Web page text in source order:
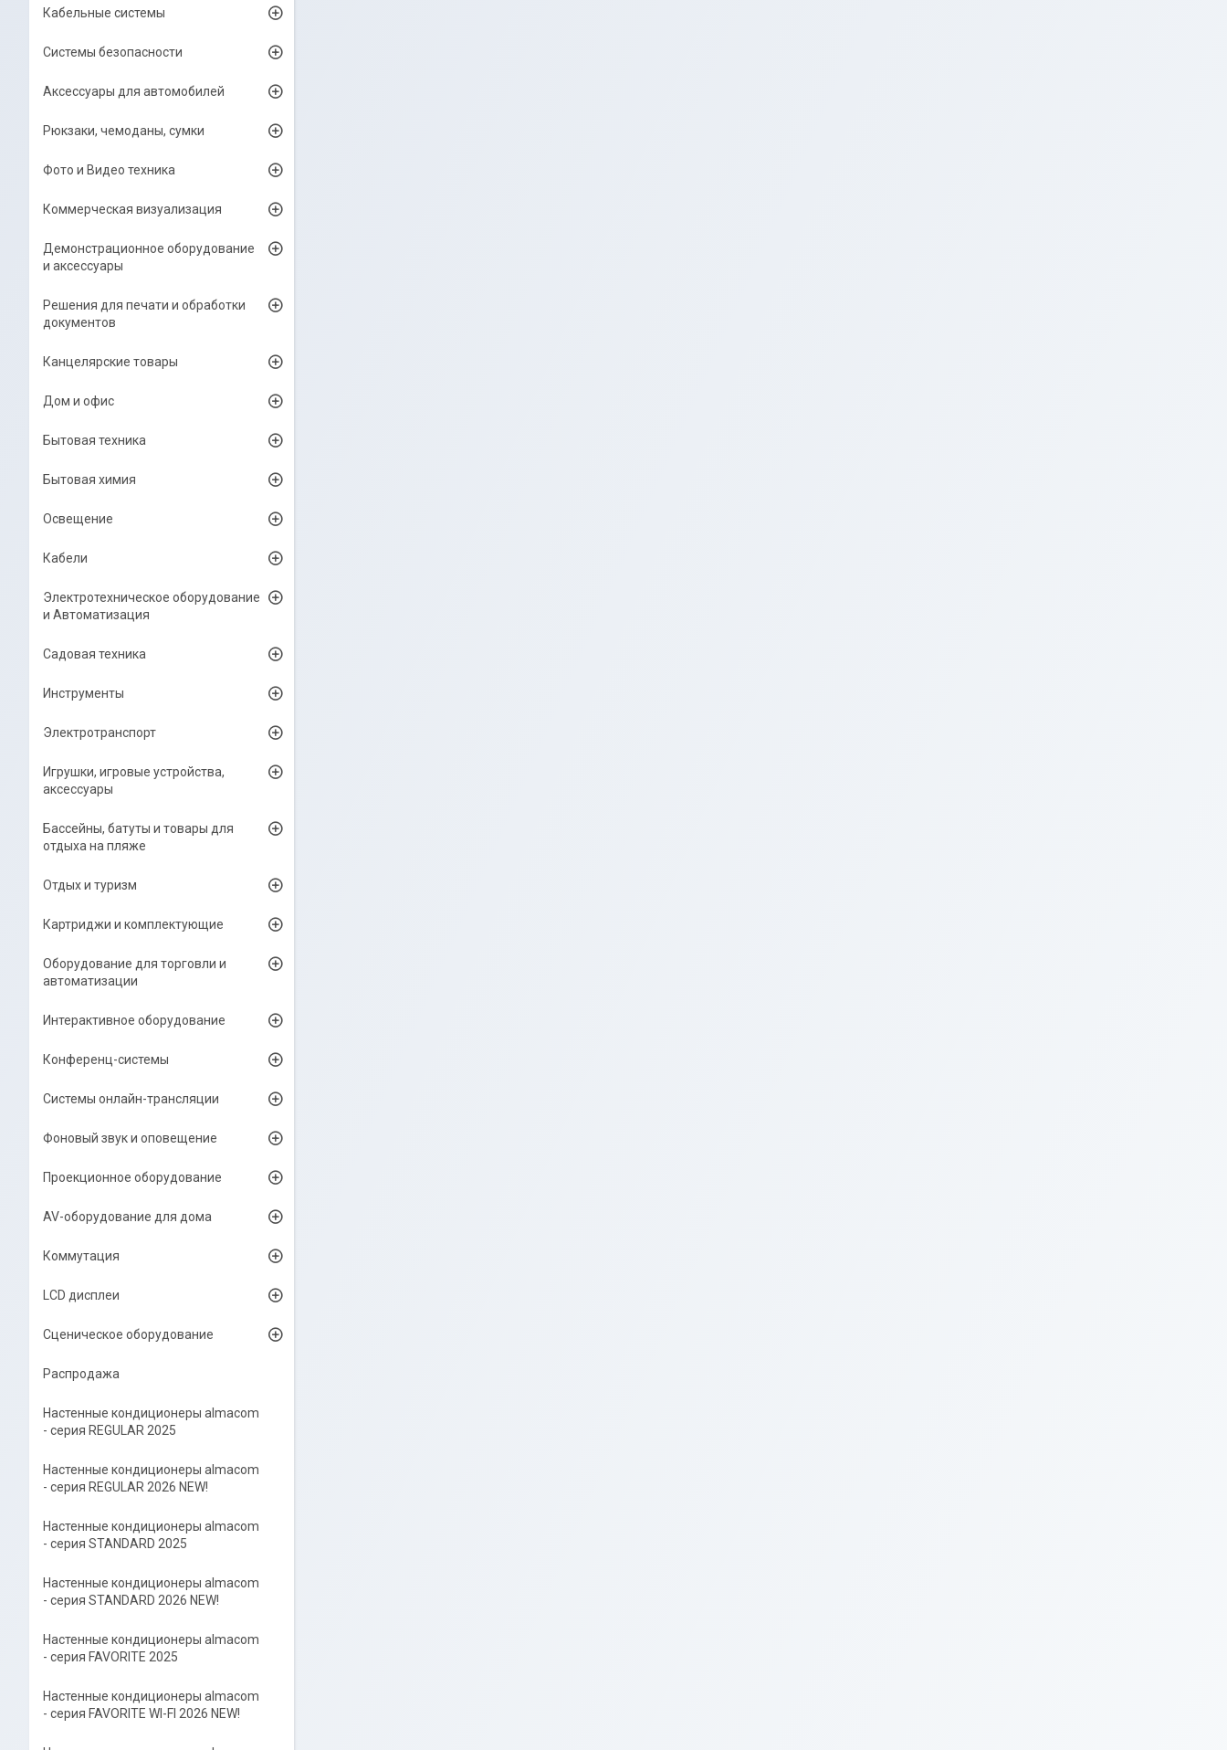
Кабельные системы
Системы безопасности
Аксессуары для автомобилей
Рюкзаки, чемоданы, сумки
Фото и Видео техника
Коммерческая визуализация
Демонстрационное оборудование
и аксессуары
Решения для печати и обработки
документов
Канцелярские товары
Дом и офис
Бытовая техника
Бытовая химия
Освещение
Кабели
Электротехническое оборудование
и Автоматизация
Садовая техника
Инструменты
Электротранспорт
Игрушки, игровые устройства,
аксессуары
Бассейны, батуты и товары для
отдыха на пляже
Отдых и туризм
Картриджи и комплектующие
Оборудование для торговли и
автоматизации
Интерактивное оборудование
Конференц-системы
Системы онлайн-трансляции
Фоновый звук и оповещение
Проекционное оборудование
AV-оборудование для дома
Коммутация
LCD дисплеи
Сценическое оборудование
Распродажа
Настенные кондиционеры almacom
- серия REGULAR 2025
Настенные кондиционеры almacom
- серия REGULAR 2026 NEW!
Настенные кондиционеры almacom
- серия STANDARD 2025
Настенные кондиционеры almacom
- серия STANDARD 2026 NEW!
Настенные кондиционеры almacom
- серия FAVORITE 2025
Настенные кондиционеры almacom
- серия FAVORITE WI-FI 2026 NEW!